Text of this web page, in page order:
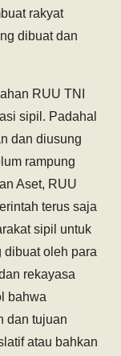
rakyat
dibuat dan
RUU TNI
sipil. Padahal
dan diusung
rampung
Aset, RUU
terus saja
sipil untuk
dibuat oleh para
rekayasa
bahwa
dan tujuan
atau bahkan